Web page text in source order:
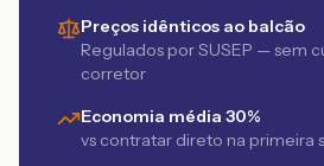
Preços idênticos ao balcão
Regulados por SUSEP — sem
corretor
Economia média 30%
vs contratar direto na primeira